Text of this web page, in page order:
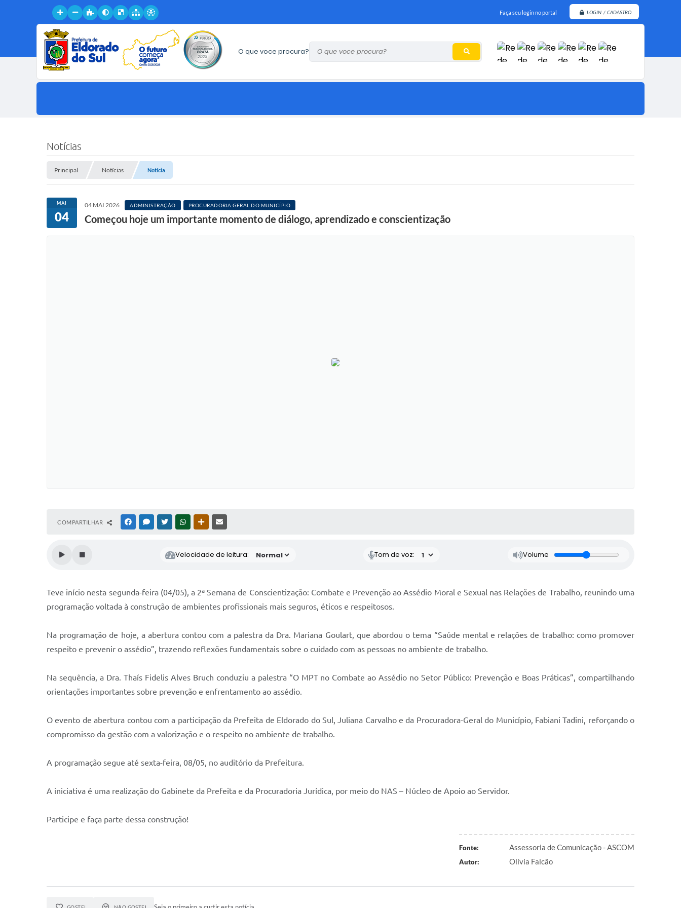
Faça seu login no portal LOGIN / CADASTRO
O que voce procura?
Notícias
Principal Notícias Notícia
MAI
04
04 MAI 2026 ADMINISTRAÇÃO PROCURADORIA GERAL DO MUNICÍPIO
Começou hoje um importante momento de diálogo, aprendizado e conscientização
COMPARTILHAR FACEBOOKMESSENGER
TWITTERWHATSAPPOUTRAS MÍDIAS
Velocidade de leitura: Tom de voz: Volume
Teve início nesta segunda-feira (04/05), a 2ª Semana de Conscientização: Combate e Prevenção ao Assédio Moral e Sexual nas Relações de Trabalho, reunindo uma
programação voltada à construção de ambientes profissionais mais seguros, éticos e respeitosos.
Na programação de hoje, a abertura contou com a palestra da Dra. Mariana Goulart, que abordou o tema “Saúde mental e relações de trabalho: como promover
respeito e prevenir o assédio”, trazendo reflexões fundamentais sobre o cuidado com as pessoas no ambiente de trabalho.
Na sequência, a Dra. Thaís Fidelis Alves Bruch conduziu a palestra “O MPT no Combate ao Assédio no Setor Público: Prevenção e Boas Práticas”, compartilhando
orientações importantes sobre prevenção e enfrentamento ao assédio.
O evento de abertura contou com a participação da Prefeita de Eldorado do Sul, Juliana Carvalho e da Procuradora-Geral do Município, Fabiani Tadini, reforçando o
compromisso da gestão com a valorização e o respeito no ambiente de trabalho.
A programação segue até sexta-feira, 08/05, no auditório da Prefeitura.
A iniciativa é uma realização do Gabinete da Prefeita e da Procuradoria Jurídica, por meio do NAS – Núcleo de Apoio ao Servidor.
Participe e faça parte dessa construção!
Fonte: Assessoria de Comunicação - ASCOM
Autor: Olívia Falcão